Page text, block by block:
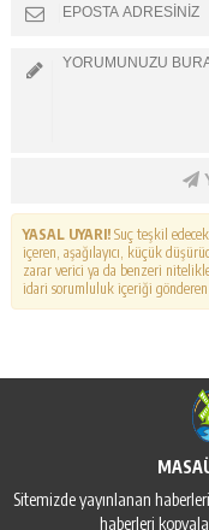
YASAL UYARI!Suç teşkil
içeren, aşağılayıcı, küçük
zarar verici ya da benzeri
idari sorumluluk içeriği
Sitemizde yayınlanan
haberleri